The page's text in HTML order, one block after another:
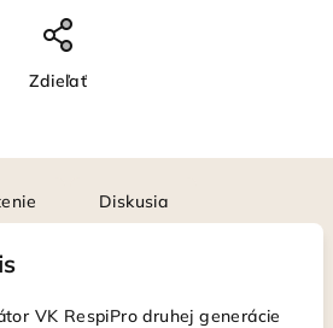
Zdieľať
Diskusia
VK RespiPro druhej generácie